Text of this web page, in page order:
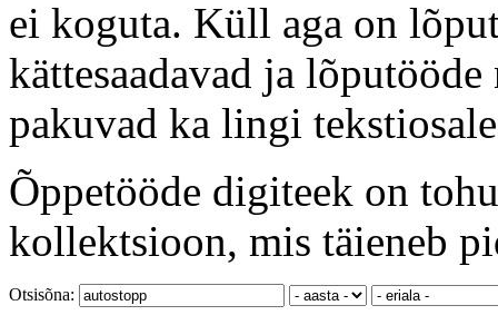
ei koguta. Küll aga on
kättesaadavad ja
pakuvad ka lingi
Õppetööde digiteek on
kollektsioon, mis täieneb
Otsisõna: